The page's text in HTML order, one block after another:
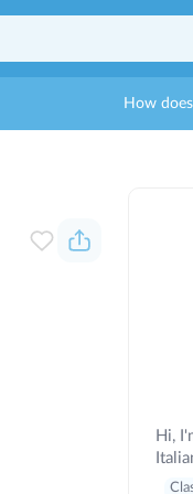
How
Hi,